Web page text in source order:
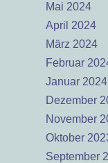
Mai 2024
April 2024
März 2024
Februar
Januar 2024
Dezember
November
Oktober
September